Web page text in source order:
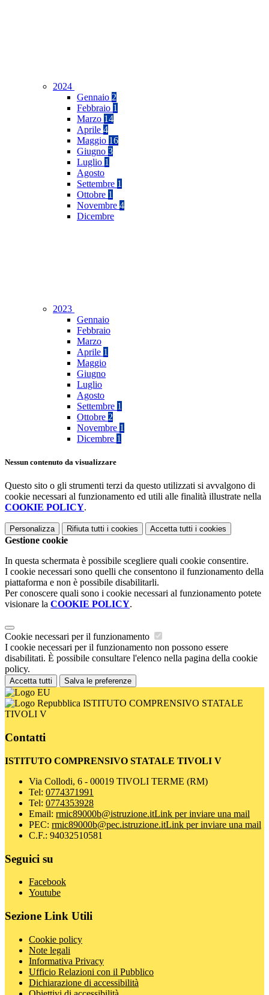
2024
Gennaio 2
Febbraio 1
Marzo 14
Aprile 4
Maggio 16
Giugno 3
Luglio 1
Agosto
Settembre 1
Ottobre 1
Novembre 4
Dicembre
2023
Gennaio
Febbraio
Marzo
Aprile 1
Maggio
Giugno
Luglio
Agosto
Settembre 1
Ottobre 2
Novembre 1
Dicembre 1
Nessun contenuto da visualizzare
Questo sito o gli strumenti terzi da questo utilizzati si avvalgono di
cookie necessari al funzionamento ed utili alle finalità illustrate nella
COOKIE POLICY.
Personalizza Rifiuta tutti i cookies Accetta tutti i cookies
Gestione cookie
In questa schermata è possibile scegliere quali cookie consentire.
I cookie necessari sono quelli che consentono il funzionamento della
piattaforma e non è possibile disabilitarli.
Per conoscere quali sono i cookie necessari al funzionamento potete
visionare la COOKIE POLICY.
Cookie necessari per il funzionamento
I cookie necessari per il funzionamento non possono essere
disabilitati. È possibile consultare l'elenco nella pagina della cookie
policy.
Accetta tutti Salva le preferenze
ISTITUTO COMPRENSIVO STATALE
TIVOLI V
Contatti
ISTITUTO COMPRENSIVO STATALE TIVOLI V
Via Collodi, 6 - 00019 TIVOLI TERME (RM)
Tel: 0774371991
Tel: 0774353928
Email: rmic89000b@istruzione.itLink per inviare una mail
PEC: rmic89000b@pec.istruzione.itLink per inviare una mail
C.F.: 94032510581
Seguici su
Facebook
Youtube
Sezione Link Utili
Cookie policy
Note legali
Informativa Privacy
Ufficio Relazioni con il Pubblico
Dichiarazione di accessibilità